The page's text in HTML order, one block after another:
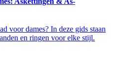
voor dames? In deze gids staan
en ringen voor elke stijl.